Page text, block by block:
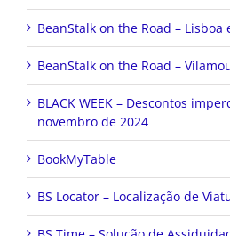
BeanStalk on the Road – Lisboa
BeanStalk on the Road –
BLACK WEEK – Descontos
novembro de 2024
BookMyTable
BS Locator – Localização de